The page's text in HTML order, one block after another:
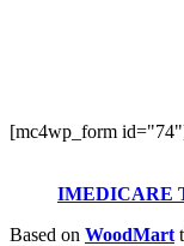
[mc4wp_form
IMEDICARE
Based on WoodMart